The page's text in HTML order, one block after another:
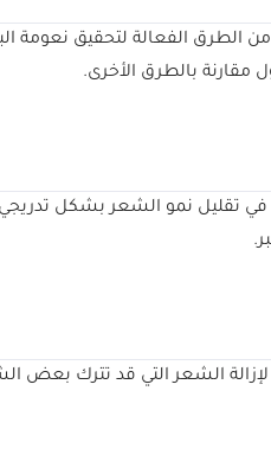
من الطرق الفعالة لتحقيق
مقارنة بالطرق الأخرى.
في تقليل نمو الشعر بشكل
الشعر التي قد تترك بعض